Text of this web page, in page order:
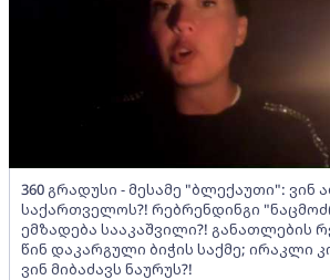
360 გრადუსი - მესამე "ბლექაუთი": ვინ
საქართველოს?! რებრენდინგი
ემზადება სააკაშვილი?! განათლების
წინ დაკარგული ბიჭის საქმე; ირაკლი
ვინ მიბაძავს ნაურუს?!